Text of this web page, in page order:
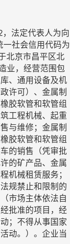
法定代表人为向
社会信用代码为
北京市昌平区北
业，经营范围包
、通用设备及机
许可）、金属制
胶软管和软管组
工程机械、起重
与维修；金属制
胶软管和软管组
的销售（凭审批
的矿产品、金属
机械租赁服务；
规禁止和限制的
市场主体依法自
批准的项目，经
；不得从事国家
动。）。企业当